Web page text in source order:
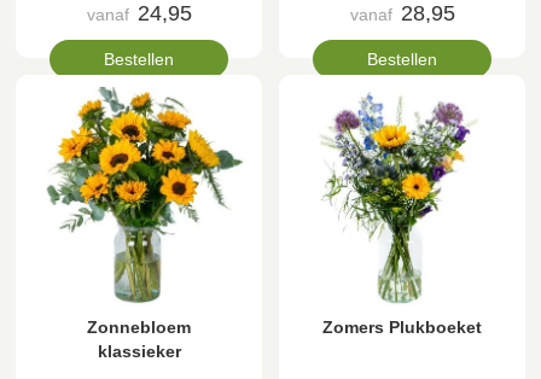
vanaf 24,95
Bestellen
vanaf 28,95
Bestellen
Zonnebloem
klassieker
Zomers Plukboeket